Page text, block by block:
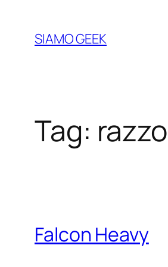
contenuto
SIAMO GEEK
Tag: razzo
Falcon Heavy